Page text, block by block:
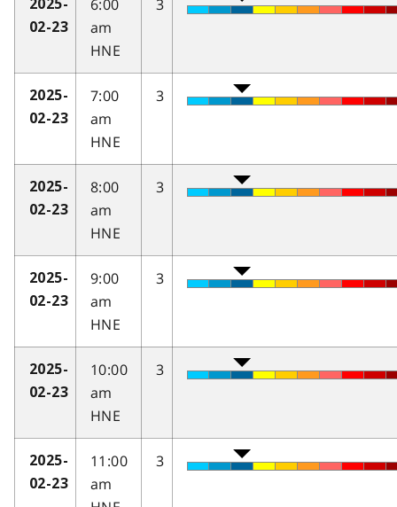
2025-
02-23
6:00
am
HNE
3
2025-
02-23
7:00
am
HNE
3
2025-
02-23
8:00
am
HNE
3
2025-
02-23
9:00
am
HNE
3
2025-
02-23
10:00
am
HNE
3
2025-
02-23
11:00
am
3